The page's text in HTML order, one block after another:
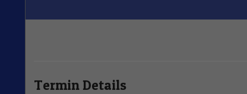
Termin Details